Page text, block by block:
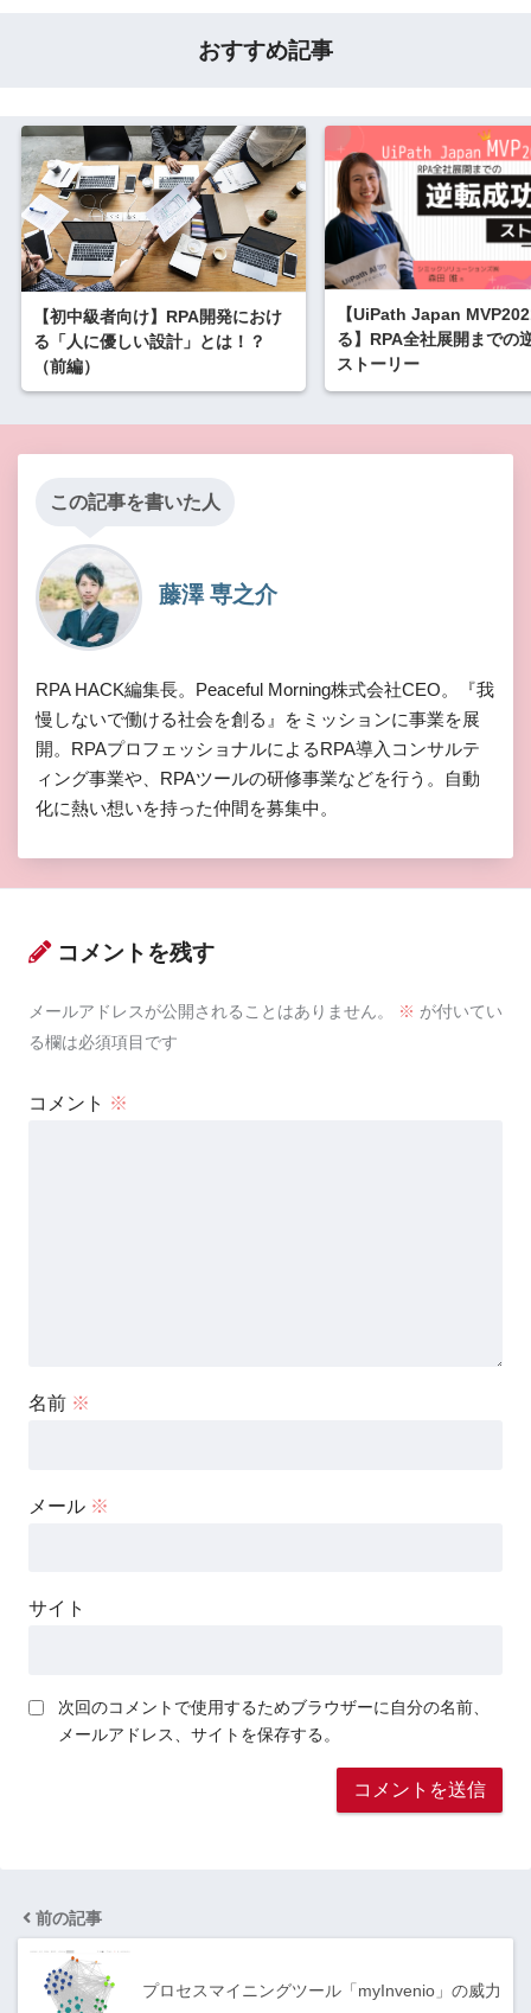
おすすめ記事
【初中級者向け】RPA開発におけ
る「人に優しい設計」とは！？
（前編）
【UiPath Japan
る】RPA全社展開までの
ストーリー
この記事を書いた人
藤澤 専之介
RPA HACK編集長。Peaceful Morning株式会社CEO。『我
慢しないで働ける社会を創る』をミッションに事業を展
開。RPAプロフェッショナルによるRPA導入コンサルテ
ィング事業や、RPAツールの研修事業などを行う。自動
化に熱い想いを持った仲間を募集中。
コメントを残す
メールアドレスが公開されることはありません。 ※ が付いてい
る欄は必須項目です
コメント ※
名前 ※
メール ※
サイト
次回のコメントで使用するためブラウザーに自分の名前、
メールアドレス、サイトを保存する。
前の記事
プロセスマイニングツール「myInvenio」の威力